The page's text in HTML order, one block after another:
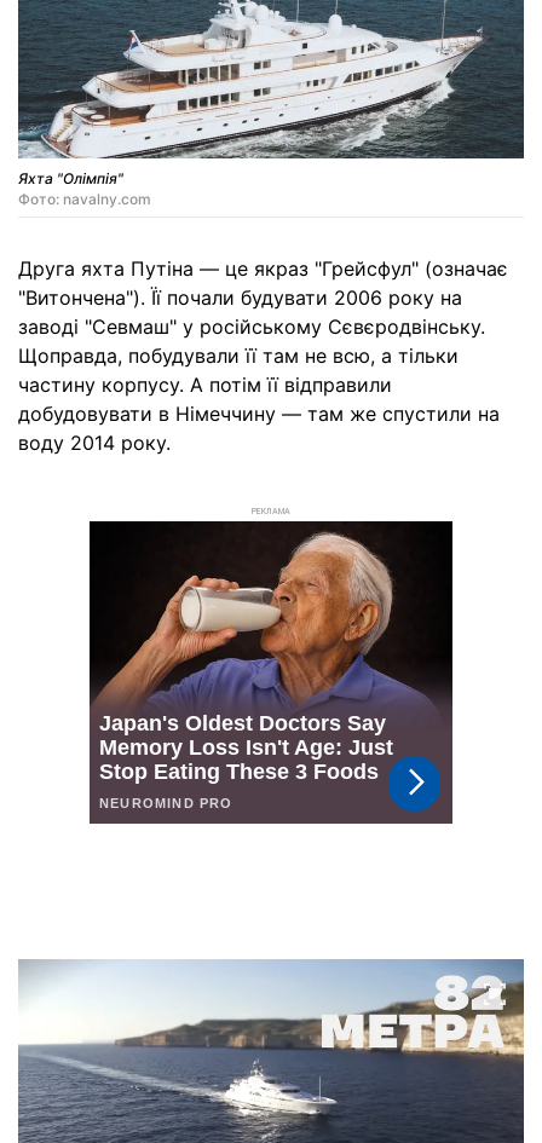
Яхта "Олімпія"
Фото: navalny.com
Друга яхта Путіна — це якраз "Грейсфул" (означає
"Витончена"). Її почали будувати 2006 року на
заводі "Севмаш" у російському Сєвєродвінську.
Щоправда, побудували її там не всю, а тільки
частину корпусу. А потім її відправили
добудовувати в Німеччину — там же спустили на
воду 2014 року.
РЕКЛАМА